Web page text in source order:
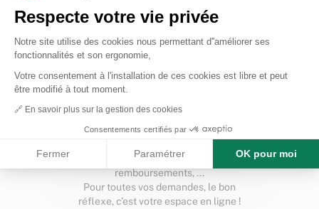
Mot de passe
Se connecter
Nouveau chezAlptis?
question ou suivre vos
remboursements, ...
Pour toutes vos demandes, le bon
réflexe, c’est votre espace en ligne !
Respecte votre vie privée
Plateforme de Gestion du
Notre site utilise des cookies nous permettant d''améliorer ses
fonctionnalités et son ergonomie,
Votre consentement à l'installation de ces cookies est libre et peut
être modifié à tout moment.
🔗 En savoir plus sur la gestion des cookies
Consentements certifiés par
Fermer Paramétrer OK pour moi
Axeptio consent